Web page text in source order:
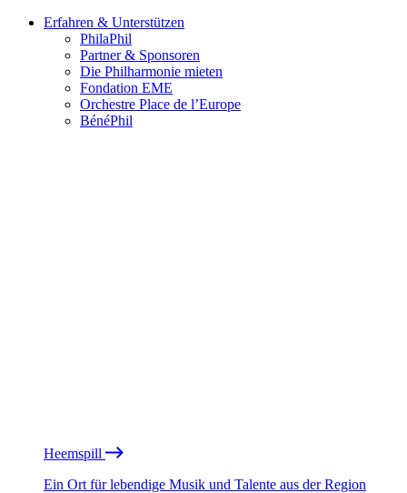
Erfahren & Unterstützen
PhilaPhil
Partner & Sponsoren
Die Philharmonie mieten
Fondation EME
Orchestre Place de l’Europe
BénéPhil
Heemspill
Ein Ort für lebendige Musik und Talente aus der Region